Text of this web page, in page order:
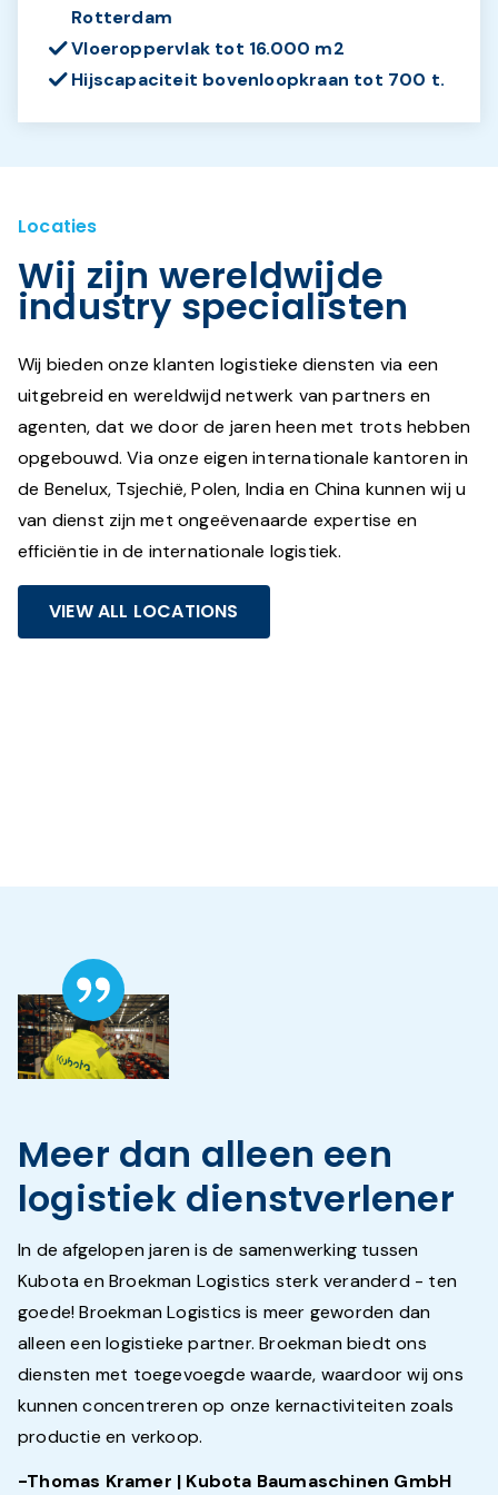
Rotterdam
Vloeroppervlak tot 16.000 m2
Hijscapaciteit bovenloopkraan tot 700 t.
Wij zijn wereldwijde
industry specialisten
Locaties
Wij bieden onze klanten logistieke diensten via een
uitgebreid en wereldwijd netwerk van partners en
agenten, dat we door de jaren heen met trots hebben
opgebouwd. Via onze eigen internationale kantoren in
de Benelux, Tsjechië, Polen, India en China kunnen wij u
van dienst zijn met ongeëvenaarde expertise en
efficiëntie in de internationale logistiek.
VIEW ALL LOCATIONS
Meer dan alleen een
logistiek dienstverlener
In de afgelopen jaren is de samenwerking tussen
Kubota en Broekman Logistics sterk veranderd - ten
goede! Broekman Logistics is meer geworden dan
alleen een logistieke partner. Broekman biedt ons
diensten met toegevoegde waarde, waardoor wij ons
kunnen concentreren op onze kernactiviteiten zoals
productie en verkoop.
-Thomas Kramer | Kubota Baumaschinen GmbH